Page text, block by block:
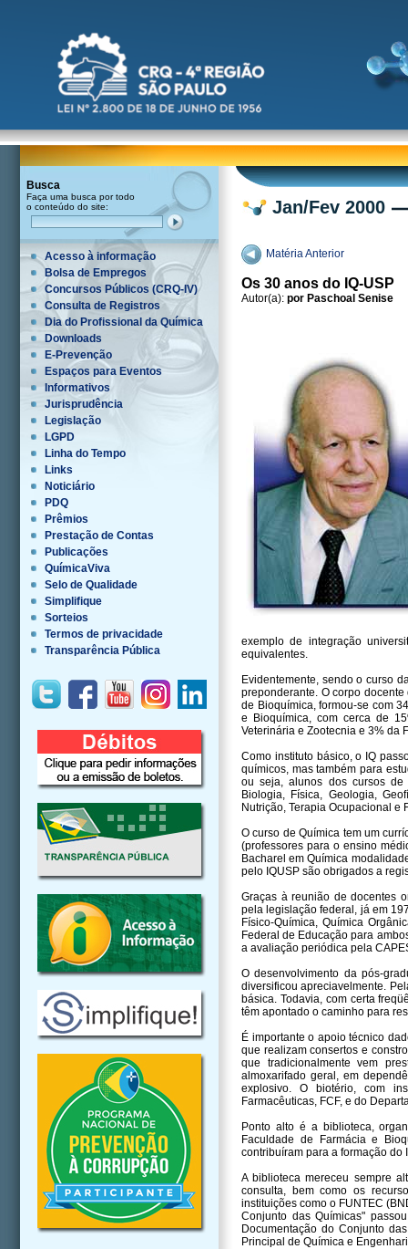
Busca
Faça uma busca por todo
o conteúdo do site:
Acesso à informação
Bolsa de Empregos
Concursos Públicos (CRQ-IV)
Consulta de Registros
Dia do Profissional da Química
Downloads
E-Prevenção
Espaços para Eventos
Informativos
Jurisprudência
Legislação
LGPD
Linha do Tempo
Links
Noticiário
PDQ
Prêmios
Prestação de Contas
Publicações
QuímicaViva
Selo de Qualidade
Simplifique
Sorteios
Termos de privacidade
Transparência Pública
Jan/Fev 2000
Matéria Anterior
Os 30 anos do IQ-USP
Autor(a): por Paschoal Senise
exemplo de integração
equivalentes.
Evidentemente, sendo o curso
preponderante. O corpo
de Bioquímica, formou-se com
e Bioquímica, com cerca de
Veterinária e Zootecnia e 3% da
Como instituto básico, o IQ
químicos, mas também para
ou seja, alunos dos cursos de
Biologia, Física, Geologia,
Nutrição, Terapia Ocupacional e
O curso de Química tem um
(professores para o ensino
Bacharel em Química
pelo IQUSP são obrigados a
Graças à reunião de docentes
pela legislação federal, já em
Físico-Química, Química
Federal de Educação para
a avaliação periódica pela
O desenvolvimento da pós-
diversificou apreciavelmente.
básica. Todavia, com certa
têm apontado o caminho para
É importante o apoio técnico
que realizam consertos e
que tradicionalmente vem
almoxarifado geral, em
explosivo. O biotério, com
Farmacêuticas, FCF, e do
Ponto alto é a biblioteca,
Faculdade de Farmácia e
contribuíram para a formação do
A biblioteca mereceu sempre
consulta, bem como os
instituições como o FUNTEC
Conjunto das Químicas"
Documentação do Conjunto
Principal de Química e